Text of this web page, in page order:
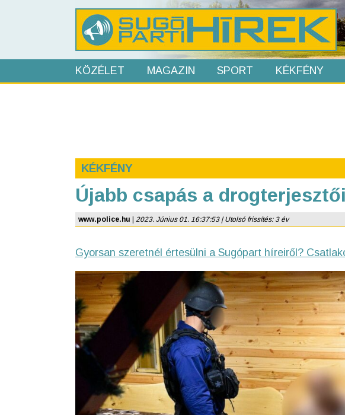
KÖZÉLET MAGAZIN SPORT KÉKFÉNY
KÉKFÉNY
Újabb csapás a
www.police.hu 2023. Június 01. 16:37:53 | Utolsó frissítés: 3 év
Gyorsan szeretnél értesülni a Sugópart híreiről?